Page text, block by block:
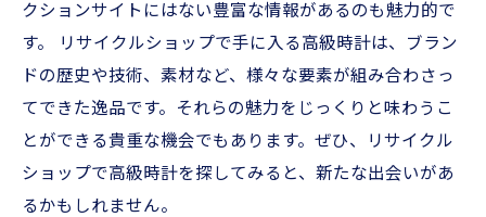
クションサイトにはない豊富な情報があるのも魅力的で
す。 リサイクルショップで手に入る高級時計は、ブラン
ドの歴史や技術、素材など、様々な要素が組み合わさっ
てできた逸品です。それらの魅力をじっくりと味わうこ
とができる貴重な機会でもあります。ぜひ、リサイクル
ショップで高級時計を探してみると、新たな出会いがあ
るかもしれません。